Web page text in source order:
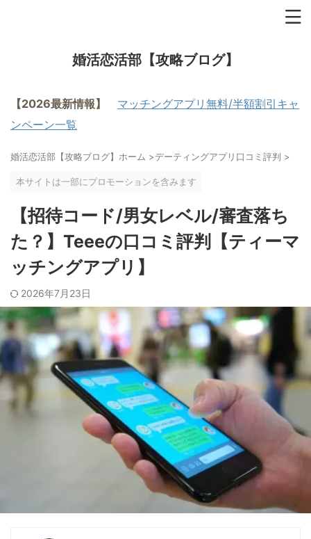
婚活恋活部【攻略ブログ】
【2026最新情報】
マッチングアプリ無料/半額割引キャ
ンペーン一覧
婚活恋活部【攻略ブログ】ホーム >デーティングアプリ口コミ評判 >
本サイトは一部にプロモーションを含みます
【招待コード/男女レベル/審査落ち
た？】Teeeの口コミ評判【ティーマ
ッチングアプリ】
2026年7月23日